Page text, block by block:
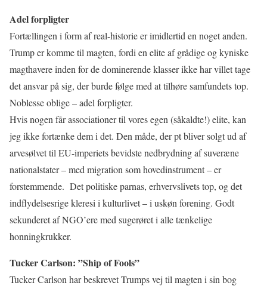
Adel forpligter
Fortællingen i form af real-historie er imidlertid en noget anden.
Trump er komme til magten, fordi en elite af grådige og kyniske
magthavere inden for de dominerende klasser ikke har villet tage
det ansvar på sig, der burde følge med at tilhøre samfundets top.
Noblesse oblige – adel forpligter.
Hvis nogen får associationer til vores egen (såkaldte!) elite, kan
jeg ikke fortænke dem i det. Den måde, der pt bliver solgt ud af
arvesølvet til EU-imperiets bevidste nedbrydning af suveræne
nationalstater – med migration som hovedinstrument – er
forstemmende. Det politiske parnas, erhvervslivets top, og det
indflydelsesrige kleresi i kulturlivet – i uskøn forening. Godt
sekunderet af NGO’ere med sugerøret i alle tænkelige
honningkrukker.
Tucker Carlson: ”Ship of Fools”
Tucker Carlson har beskrevet Trumps vej til magten i sin bog